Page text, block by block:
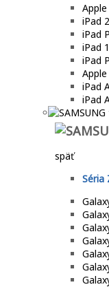
iPad
iPad
iPad
iPad
iPad
iPad
späť
Séria